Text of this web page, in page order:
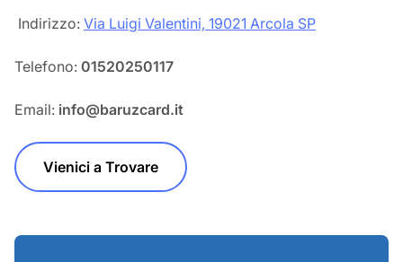
‎‎ Indirizzo: Via Luigi Valentini, 19021 Arcola SP
Telefono: 01520250117
Email: info@baruzcard.it
Vienici a Trovare